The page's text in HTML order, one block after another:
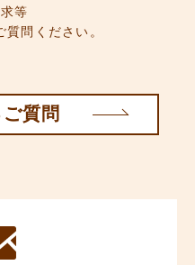
等
問ください。
質問